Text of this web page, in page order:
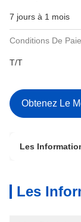
7 jours à 1 mois
Conditions De
T/T
Obtenez Le
Les
Les